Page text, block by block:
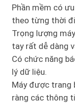
Phần mềm có
theo từng thời
Trọng lượng
tay rất dễ dàng
Có chức năng
lý dữ liệu.
Máy được trang
ràng các thông